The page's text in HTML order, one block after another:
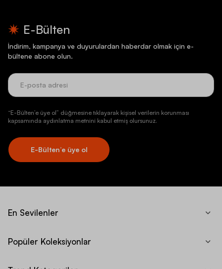
E-Bülten
İndirim, kampanya ve duyurulardan haberdar olmak için e-
bültene abone olun.
“E-Bülten’e üye ol” düğmesine tıklayarak kişisel verilerin korunması
kapsamında aydınlatma metnini kabul etmiş olursunuz.
E-Bülten’e üye ol
En Sevilenler
Popüler Koleksiyonlar